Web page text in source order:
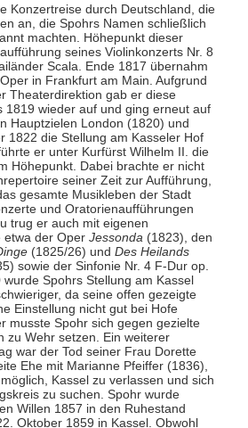
Konzertreise durch Deutschland, die
an, die Spohrs Namen schließlich
machten. Höhepunkt dieser
seines Violinkonzerts Nr. 8
Scala. Ende 1817 übernahm
in Frankfurt am Main. Aufgrund
Theaterdirektion gab er diese
1819 wieder auf und ging erneut auf
Hauptzielen London (1820) und
1822 die Stellung am Kasseler Hof
er unter Kurfürst Wilhelm II. die
Höhepunkt. Dabei brachte er nicht
seiner Zeit zur Aufführung,
gesamte Musikleben der Stadt
und Oratorienaufführungen
trug er auch mit eigenen
etwa der Oper Jessonda (1823), den
(1825/26) und Des Heilands
sowie der Sinfonie Nr. 4 F-Dur op.
Spohrs Stellung am Kassel
da seine offen gezeigte
Einstellung nicht gut bei Hofe
musste Spohr sich gegen gezielte
zu Wehr setzen. Ein weiterer
war der Tod seiner Frau Dorette
Ehe mit Marianne Pfeiffer (1836),
Kassel zu verlassen und sich
zu suchen. Spohr wurde
Willen 1857 in den Ruhestand
Oktober 1859 in Kassel. Obwohl